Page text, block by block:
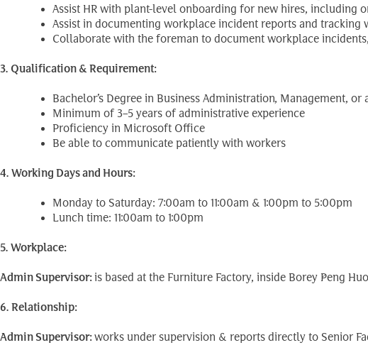
Assist HR with plant-level onboarding for new hires, including
Assist in documenting workplace incident reports and tracking
Collaborate with the foreman to document workplace
3. Qualification & Requirement:
Bachelor’s Degree in Business Administration, Management,
Minimum of 3–5 years of administrative experience
Proficiency in Microsoft Office
Be able to communicate patiently with workers
4. Working Days and Hours:
Monday to Saturday: 7:00am to 11:00am & 1:00pm to 5:00pm
Lunch time: 11:00am to 1:00pm
5. Workplace:
Admin Supervisor:is based at the Furniture Factory, inside Borey Peng
6. Relationship:
Admin Supervisor:works under supervision & reports directly to Senior